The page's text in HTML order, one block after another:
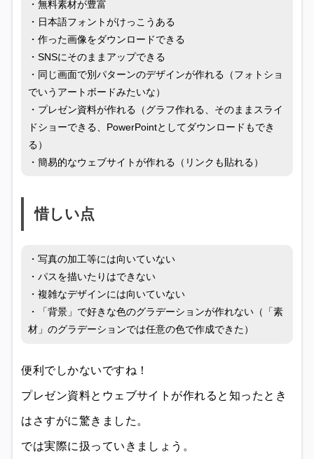
・無料素材が豊富
・日本語フォントがけっこうある
・作った画像をダウンロードできる
・SNSにそのままアップできる
・同じ画面で別パターンのデザインが作れる（フォトショ
でいうアートボードみたいな）
・プレゼン資料が作れる（グラフ作れる、そのままスライ
ドショーできる、PowerPointとしてダウンロードもでき
る）
・簡易的なウェブサイトが作れる（リンクも貼れる）
惜しい点
・写真の加工等には向いていない
・パスを描いたりはできない
・複雑なデザインには向いていない
・「背景」で好きな色のグラデーションが作れない（「素
材」のグラデーションでは任意の色で作成できた）
便利でしかないですね！
プレゼン資料とウェブサイトが作れると知ったとき
はさすがに驚きました。
では実際に扱っていきましょう。